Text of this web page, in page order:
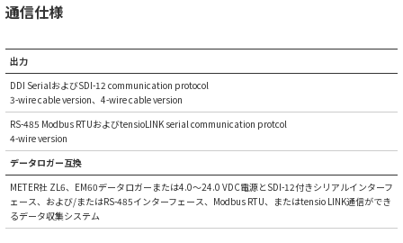
通信仕様
出力
DDI SerialおよびSDI-12 communication protocol
3-wire cable version、4-wire cable version
RS-485 Modbus RTUおよびtensioLINK serial communication protcol
4-wire version
データロガー互換
METER社 ZL6、EM60データロガーまたは4.0～24.0 VDC電源とSDI-12付きシリアルインターフ
ェース、および/またはRS-485インターフェース、Modbus RTU、またはtensio LINK通信ができ
るデータ収集システム